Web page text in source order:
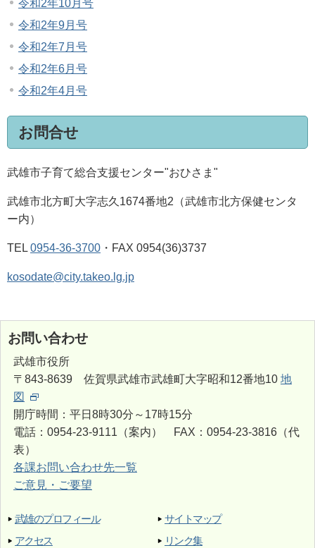
令和2年10月号
令和2年9月号
令和2年7月号
令和2年6月号
令和2年4月号
お問合せ
武雄市子育て総合支援センター"おひさま"
武雄市北方町大字志久1674番地2（武雄市北方保健センタ
ー内）
TEL 0954-36-3700 ・FAX 0954(36)3737
kosodate@city.takeo.lg.jp
お問い合わせ
武雄市役所
〒843-8639 佐賀県武雄市武雄町大字昭和12番地10 地
図
開庁時間：平日8時30分～17時15分
電話：0954-23-9111（案内） FAX：0954-23-3816（代
表）
各課お問い合わせ先一覧
ご意見・ご要望
武雄のプロフィール
アクセス
サイトマップ
リンク集